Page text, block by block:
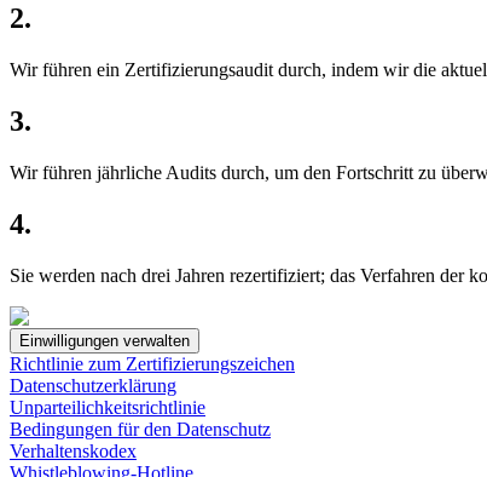
2.
Wir führen ein Zertifizierungsaudit durch, indem wir die
3.
Wir führen jährliche Audits durch, um den Fortschritt zu
4.
Sie werden nach drei Jahren rezertifiziert; das Verfahren der
Einwilligungen verwalten
Richtlinie zum Zertifizierungszeichen
Datenschutzerklärung
Unparteilichkeitsrichtlinie
Bedingungen für den Datenschutz
Verhaltenskodex
Whistleblowing-Hotline